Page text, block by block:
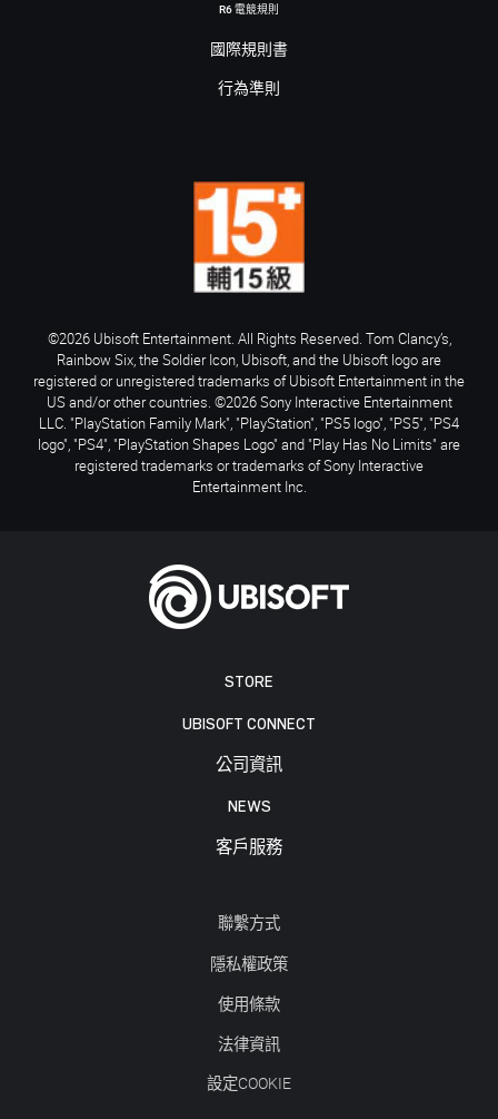
STORE
UBISOFT CONNECT
公司資訊
NEWS
客戶服務
聯繫方式
隱私權政策
使用條款
法律資訊
設定COOKIE
R6 電競規則
國際規則書
行為準則
©2026 Ubisoft Entertainment. All Rights Reserved. Tom Clancy’s,
Rainbow Six, the Soldier Icon, Ubisoft, and the Ubisoft logo are
registered or unregistered trademarks of Ubisoft Entertainment in the
US and/or other countries. ©2026 Sony Interactive Entertainment
LLC. "PlayStation Family Mark", "PlayStation", "PS5 logo", "PS5", "PS4
logo", "PS4", "PlayStation Shapes Logo" and "Play Has No Limits" are
registered trademarks or trademarks of Sony Interactive
Entertainment Inc.